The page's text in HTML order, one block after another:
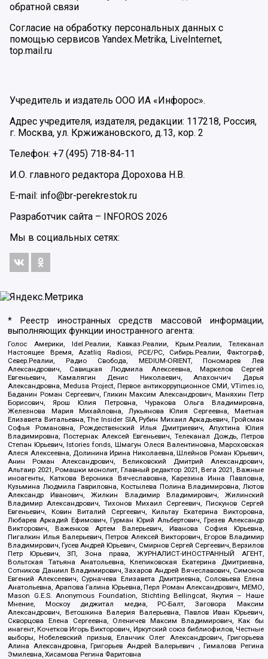
обратной связи
Согласие на обработку персональных данных с
помощью сервисов Yandex.Metrika, LiveInternet,
top.mail.ru
Учредитель и издатель ООО ИА «Инфорос».
Адрес учредителя, издателя, редакции: 117218, Россия,
г. Москва, ул. Кржижановского, д.13, кор. 2
Телефон: +7 (495) 718-84-11
И.О. главного редактора Дорохова Н.В.
E-mail: info@br-perekrestok.ru
Разработчик сайта –
INFOROS 2026
Мы в социальных сетях:
* Реестр иностранных средств массовой информации,
выполняющих функции иностранного агента:
Голос Америки, Idel.Реалии, Кавказ.Реалии, Крым.Реалии, Телеканал
Настоящее Время, Azatliq Radiosi, PCE/PC, Сибирь.Реалии, Фактограф,
Север.Реалии, Радио Свобода, MEDIUM-ORIENT, Пономарев Лев
Александрович, Савицкая Людмила Алексеевна, Маркелов Сергей
Евгеньевич, Камалягин Денис Николаевич, Апахончич Дарья
Александровна, Medusa Project, Первое антикоррупционное СМИ, VTimes.io,
Баданин Роман Сергеевич, Гликин Максим Александрович, Маняхин Петр
Борисович, Ярош Юлия Петровна, Чуракова Ольга Владимировна,
Железнова Мария Михайловна, Лукьянова Юлия Сергеевна, Маетная
Елизавета Витальевна, The Insider SIA, Рубин Михаил Аркадьевич, Гройсман
Софья Романовна, Рождественский Илья Дмитриевич, Апухтина Юлия
Владимировна, Постернак Алексей Евгеньевич, Телеканал Дождь, Петров
Степан Юрьевич, Istories fonds, Шмагун Олеся Валентиновна, Мароховская
Алеся Алексеевна, Долинина Ирина Николаевна, Шлейнов Роман Юрьевич,
Анин Роман Александрович, Великовский Дмитрий Александрович,
Альтаир 2021, Ромашки монолит, Главный редактор 2021, Вега 2021, Важные
иноагенты, Каткова Вероника Вячеславовна, Карезина Инна Павловна,
Кузьмина Людмила Гавриловна, Костылева Полина Владимировна, Лютов
Александр Иванович, Жилкин Владимир Владимирович, Жилинский
Владимир Александрович, Тихонов Михаил Сергеевич, Пискунов Сергей
Евгеньевич, Ковин Виталий Сергеевич, Кильтау Екатерина Викторовна,
Любарев Аркадий Ефимович, Гурман Юрий Альбертович, Грезев Александр
Викторович, Важенков Артем Валерьевич, Иванова София Юрьевна,
Пигалкин Илья Валерьевич, Петров Алексей Викторович, Егоров Владимир
Владимирович, Гусев Андрей Юрьевич, Смирнов Сергей Сергеевич, Верзилов
Петр Юрьевич, ЗП, Зона права, ЖУРНАЛИСТ-ИНОСТРАННЫЙ АГЕНТ,
Вольтская Татьяна Анатольевна, Клепиковская Екатерина Дмитриевна,
Сотников Даниил Владимирович, Захаров Андрей Вячеславович, Симонов
Евгений Алексеевич, Сурначева Елизавета Дмитриевна, Соловьева Елена
Анатольевна, Арапова Галина Юрьевна, Перл Роман Александрович, МЕМО,
Mason G.E.S. Anonymous Foundation, Stichting Bellingcat, Якутия – Наше
Мнение, Москоу диджитал медиа, РС-Балт, Заговора Максим
Александрович, Ветошкина Валерия Валерьевна, Павлов Иван Юрьевич,
Скворцова Елена Сергеевна, Оленичев Максим Владимирович, Как бы
инагент, Кочетков Игорь Викторович, Иркутский союз библиофилов, Честные
выборы, Нобелевский призыв, Еланчик Олег Александрович, Григорьева
Алина Александровна, Григорьев Андрей Валерьевич , Гималова Регина
Эмилевна, Хисамова Регина Фаритовна